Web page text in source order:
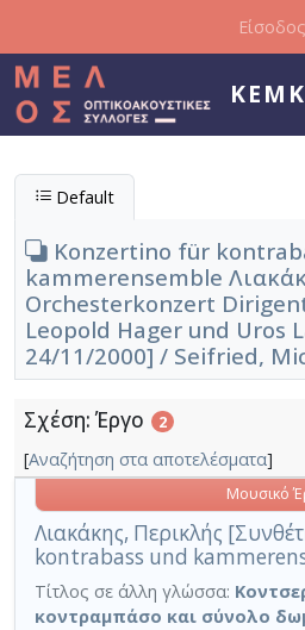
Είσοδος
Default
Konzertino für
kammerensemble
Orchesterkonzert
Leopold Hager und Uros
24/11/2000] / Seifried,
Σχέση: Έργο 2
[Αναζήτηση στα αποτελέσματα]
Λιακάκης, Περικλής
kontrabass und
Μουσικό
Τίτλος σε άλλη γλώσσα:
κοντραμπάσο και σύνολο